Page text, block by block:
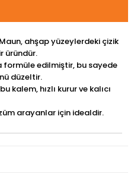
ahşap yüzeylerdeki çizik
üründür.
formüle edilmiştir, bu sayede
düzeltir.
kalem, hızlı kurur ve kalıcı
arayanlar için idealdir.